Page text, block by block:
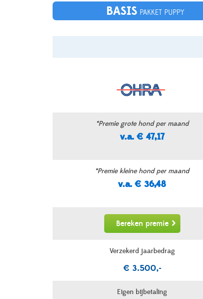
BASISPAKKET PUPPY
*Premie grote hond per maand
v.a. € 47,17
*Premie kleine hond per maand
v.a. € 36,48
Bereken premie
Verzekerd jaarbedrag
€ 3.500,-
Eigen bijbetaling